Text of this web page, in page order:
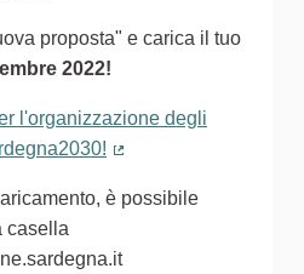
proposta" e carica il tuo
2022!
l'organizzazione degli
è possibile
casella